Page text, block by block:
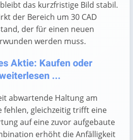
das kurzfristige Bild stabil.
der Bereich um 30 CAD
der für einen neuen
werden muss.
Aktie: Kaufen oder
...
abwartende Haltung am
fehlen, gleichzeitig trifft eine
auf eine zuvor aufgebaute
erhöht die Anfälligkeit